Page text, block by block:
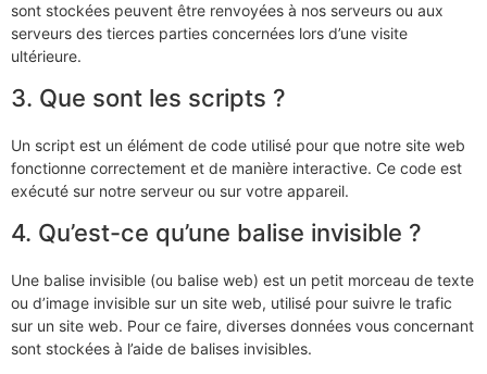
sont stockées peuvent être renvoyées à nos serveurs ou aux
serveurs des tierces parties concernées lors d’une visite
ultérieure.
3. Que sont les scripts ?
Un script est un élément de code utilisé pour que notre site web
fonctionne correctement et de manière interactive. Ce code est
exécuté sur notre serveur ou sur votre appareil.
4. Qu’est-ce qu’une balise invisible ?
Une balise invisible (ou balise web) est un petit morceau de texte
ou d’image invisible sur un site web, utilisé pour suivre le trafic
sur un site web. Pour ce faire, diverses données vous concernant
sont stockées à l’aide de balises invisibles.